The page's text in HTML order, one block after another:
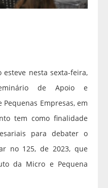
nesta sexta-feira,
de Apoio e
Empresas, em
tem como finalidade
para debater o
no 125, de 2023, que
da Micro e Pequena